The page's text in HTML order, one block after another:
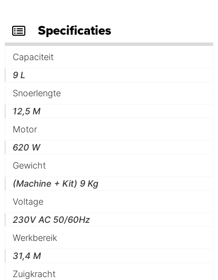
Specificaties
Capaciteit
9 L
Snoerlengte
12,5 M
Motor
620 W
Gewicht
(Machine + Kit) 9 Kg
Voltage
230V AC 50/60Hz
Werkbereik
31,4 M
Zuigkracht